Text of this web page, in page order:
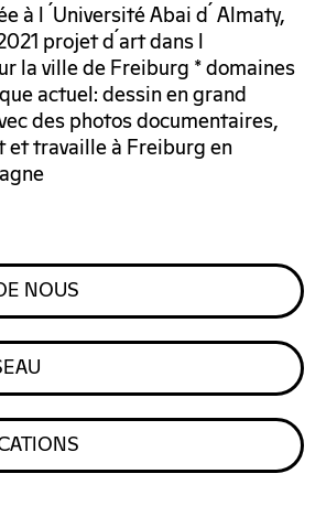
à l ´Université Abai d´ Almaty,
projet d´art dans l
la ville de Freiburg * domaines
actuel: dessin en grand
des photos documentaires,
et travaille à Freiburg en
NOUS